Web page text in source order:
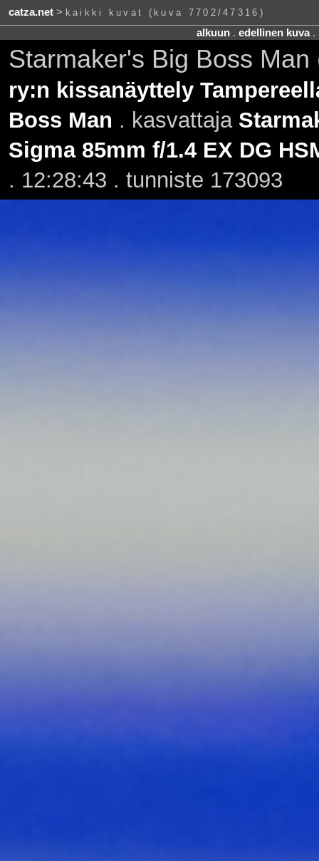
catza.net> kaikki kuvat (kuva 7702/47316)
alkuun. edellinen kuva.
Starmaker's Big Boss
ry:n kissanäyttely
Boss Man . kasvattaja
Sigma 85mm f/1.4 EX DG
. 12:28:43 . tunniste 173093